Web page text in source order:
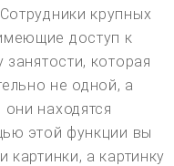
крупных
доступ к
занятости, которая
не одной, а
находятся
этой функции вы
картинки, а картинку